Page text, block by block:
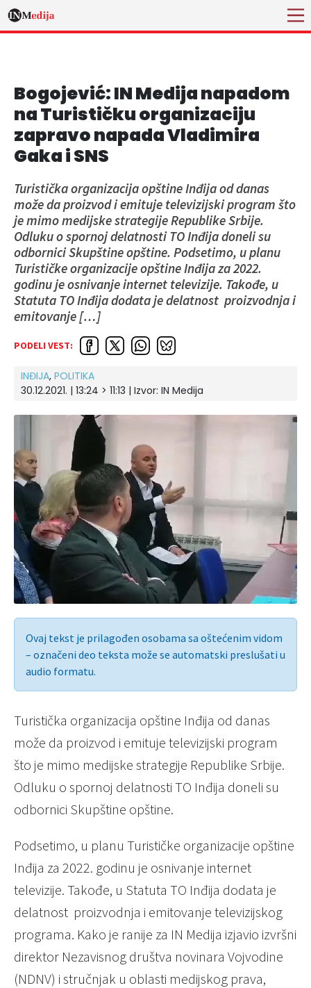
Bogojević: IN Medija napadom
na Turističku organizaciju
zapravo napada Vladimira
Gaka i SNS
Turistička organizacija opštine Inđija od danas
može da proizvod i emituje televizijski program što
je mimo medijske strategije Republike Srbije.
Odluku o spornoj delatnosti TO Inđija doneli su
odbornici Skupštine opštine. Podsetimo, u planu
Turističke organizacije opštine Inđija za 2022.
godinu je osnivanje internet televizije. Takođe, u
Statuta TO Inđija dodata je delatnost proizvodnja i
emitovanje […]
PODELI VEST:
INĐIJA, POLITIKA
30.12.2021. | 13:24 > 11:13 | Izvor: IN Medija
Ovaj tekst je prilagođen osobama sa oštećenim vidom
– označeni deo teksta može se automatski preslušati u
audio formatu.
Turistička organizacija opštine Inđija od danas
može da proizvod i emituje televizijski program
što je mimo medijske strategije Republike Srbije.
Odluku o spornoj delatnosti TO Inđija doneli su
odbornici Skupštine opštine.
Podsetimo, u planu Turističke organizacije opštine
Inđija za 2022. godinu je osnivanje internet
televizije. Takođe, u Statuta TO Inđija dodata je
delatnost proizvodnja i emitovanje televizijskog
programa. Kako je ranije za IN Medija izjavio izvršni
direktor Nezavisnog društva novinara Vojvodine
(NDNV) i stručnjak u oblasti medijskog prava,